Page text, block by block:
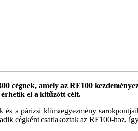
cégnek, amely az RE100
el a kitűzött célt.
és a párizsi klímaegyezmény
cégként csatlakoztak az RE100-hoz,